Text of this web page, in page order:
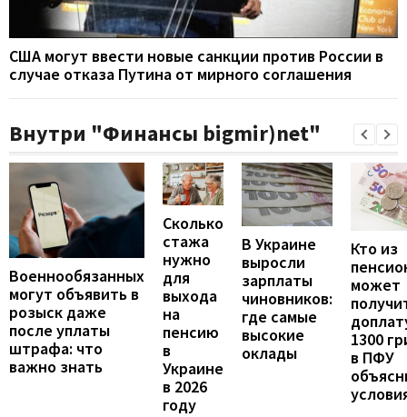
США могут ввести новые санкции против России в
случае отказа Путина от мирного соглашения
Внутри "Финансы bigmir)net"
Военнообязанных
могут объявить в
розыск даже
после уплаты
штрафа: что
важно знать
Сколько
стажа
нужно
для
выхода
на
пенсию
в
Украине
в 2026
году
В Украине
выросли
зарплаты
чиновников:
где самые
высокие
оклады
Кто из
может
1300
в ПФУ